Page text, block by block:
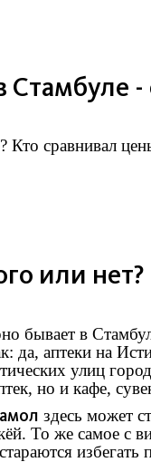
Кто сравнивал
или нет?
бывает в
да, аптеки на
улиц
но и кафе,
здесь может
То же самое с
избегать